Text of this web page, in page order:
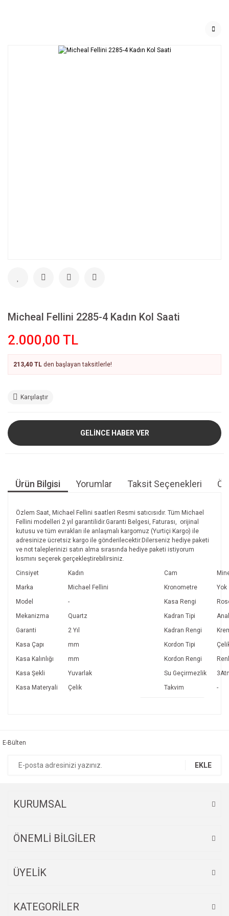
Micheal Fellini 2285-4 Kadın Kol Saati
2.000,00 TL
213,40 TL den başlayan taksitlerle!
Karşılaştır
GELİNCE HABER VER
Ürün Bilgisi Yorumlar Taksit Seçenekleri
Özlem Saat, Michael Fellini saatleri Resmi satıcısıdır. Tüm Michael
Fellini modelleri 2 yıl garantilidir.Garanti Belgesi, Faturası, orijinal
kutusu ve tüm evrakları ile anlaşmalı kargomuz (Yurtiçi Kargo) ile
adresinize ücretsiz kargo ile gönderilecektir.Dilerseniz hediye paketi
ve not taleplerinizi satın alma sırasında hediye paketi istiyorum
kısmını seçerek gerçekleştirebilirsiniz.
Cinsiyet
Kadın Cam
Marka
Michael Fellini Kronometre
Yok
Model
- Kasa Rengi
Mekanizma
Quartz Kadran Tipi
Garanti
2 Yıl Kadran Rengi
Kasa Çapı
mm Kordon Tipi
Kasa Kalınlığı
mm Kordon Rengi
Kasa Şekli
Yuvarlak Su Geçirmezlik
Kasa Materyali
Çelik Takvim -
ELİME ULAŞTI, KALİTELİ VE ÇOK GÜZEL BİR SAAT, ÜRÜN
Ürün fiyatı diğer sitelerden daha pahalı.
E-Bülten
EKLE
KURUMSAL
ÖNEMLİ BİLGİLER
ÜYELİK
KATEGORİLER